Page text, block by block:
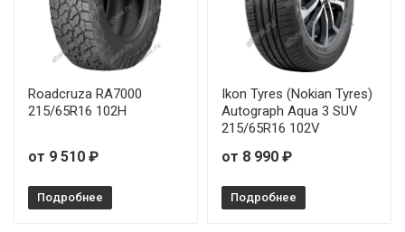
Roadcruza RA7000
215/65R16 102H
от 9 510 ₽
Подробнее
Ikon Tyres (Nokian Tyres)
Autograph Aqua 3 SUV
215/65R16 102V
от 8 990 ₽
Подробнее